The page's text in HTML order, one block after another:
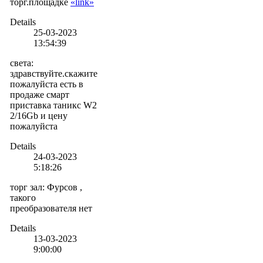
Details
25-03-2023
13:54:39
света:
здравствуйте.скажите
пожалуйста есть в
продаже смарт
приставка таникс W2
2/16Gb и цену
пожалуйста
Details
24-03-2023
5:18:26
торг зал: Фурсов ,
такого
преобразователя нет
Details
13-03-2023
9:00:00